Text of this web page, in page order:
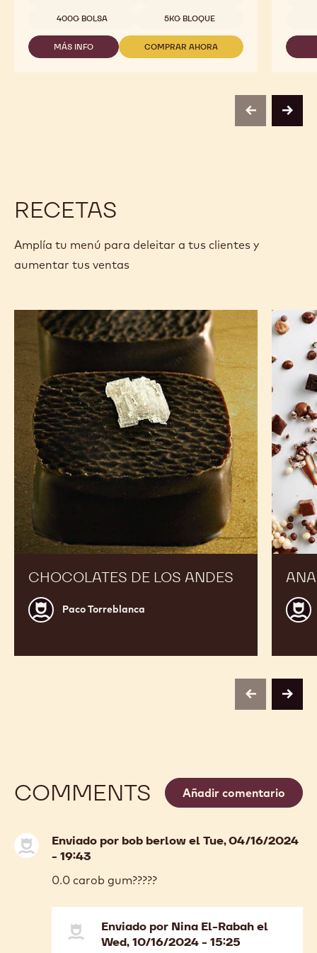
-
CALLETS
400G BOLSA 5KG BLOQUE
MÁS INFO
-
COMPRAR AHORA
-
previousnext
RECETAS
Amplía tu menú para deleitar a tus clientes y
aumentar tus ventas
CHOCOLATES DE LOS ANDES
Paco
Torreblanca
Paco Torreblanca
Chocolates
Andes
Jordi
Roca
de
previousnext
COMMENTS Añadir comentario
Enviado por bob berlowel Tue, 04/16/2024
- 19:43
0.0 carob gum?????
Enviado por Nina El-Rabahel
Wed, 10/16/2024 - 15:25